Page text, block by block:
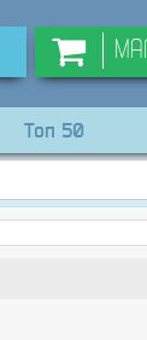
Топ 50